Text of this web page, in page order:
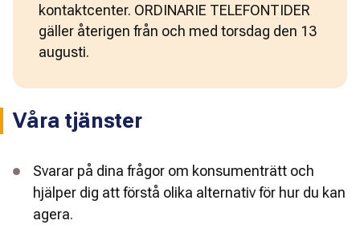
kontaktcenter. ORDINARIE TELEFONTIDER
gäller återigen från och med torsdag den 13
augusti.
Våra tjänster
Svarar på dina frågor om konsumenträtt och
hjälper dig att förstå olika alternativ för hur du kan
agera.